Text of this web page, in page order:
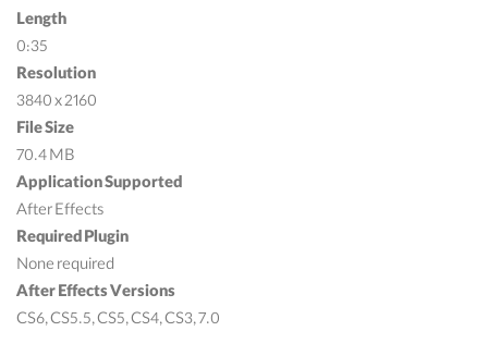
Length
0:35
Resolution
3840 x 2160
File Size
70.4 MB
Application Supported
After Effects
Required Plugin
None required
After Effects Versions
CS6, CS5.5, CS5, CS4, CS3, 7.0